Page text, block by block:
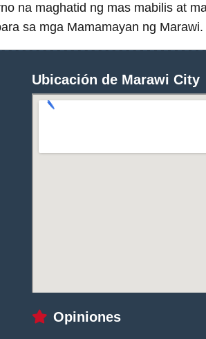
na maghatid ng mas mabilis at
sa mga Mamamayan ng Marawi.
Ubicación de Marawi City
Opiniones